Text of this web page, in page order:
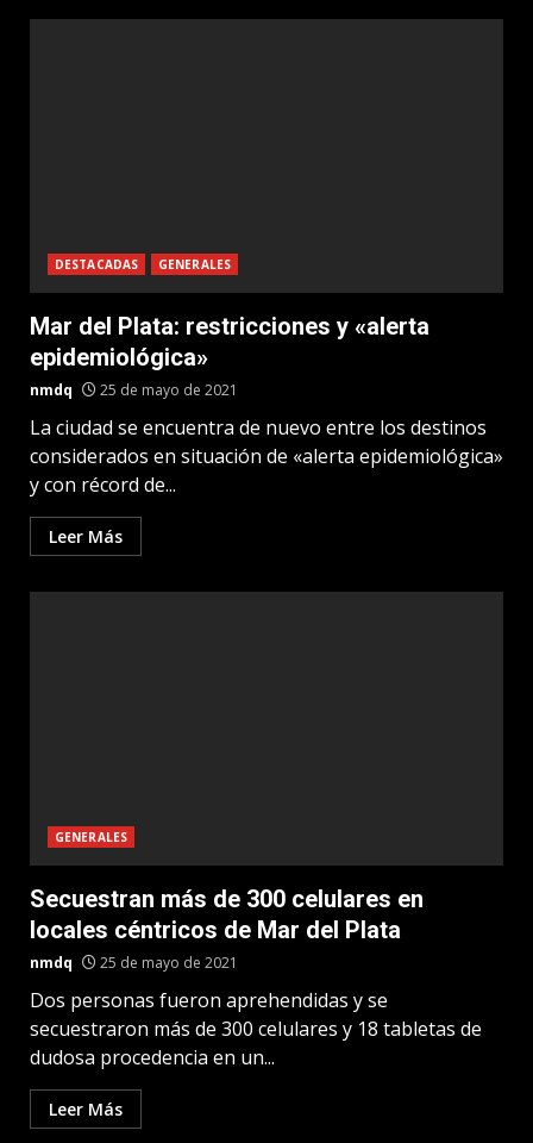
DESTACADAS GENERALES
Mar del Plata: restricciones y «alerta
epidemiológica»
nmdq 25 de mayo de 2021
La ciudad se encuentra de nuevo entre los destinos
considerados en situación de «alerta epidemiológica»
y con récord de...
Leer Más
GENERALES
Secuestran más de 300 celulares en
locales céntricos de Mar del Plata
nmdq 25 de mayo de 2021
Dos personas fueron aprehendidas y se
secuestraron más de 300 celulares y 18 tabletas de
dudosa procedencia en un...
Leer Más